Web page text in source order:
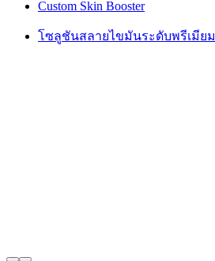
Custom Skin Booster
โซลูชันสลายไขมันระดับพรีเมียม